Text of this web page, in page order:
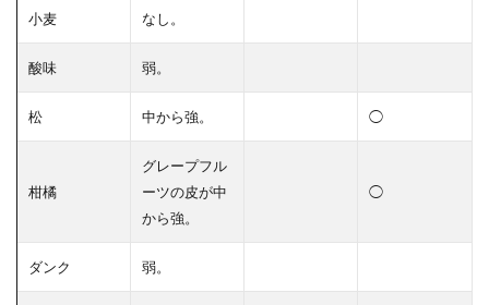
小麦 なし。
酸味 弱。
松 中から強。 ◯
柑橘
グレープフル
ーツの皮が中
から強。
◯
ダンク 弱。